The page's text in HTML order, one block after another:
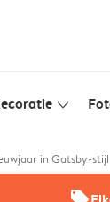
slim_arrow_down
in Gatsby-stijl